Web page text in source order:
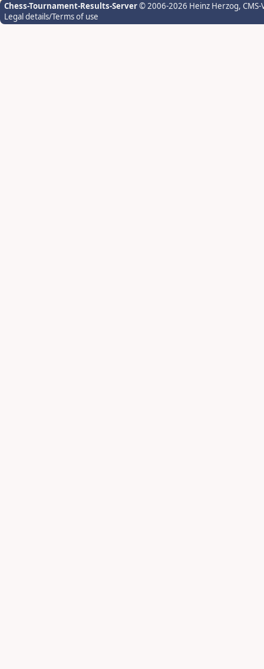
Chess-Tournament-Results-Server© 2006-2026 Heinz Herzog,
Legal details/Terms of use